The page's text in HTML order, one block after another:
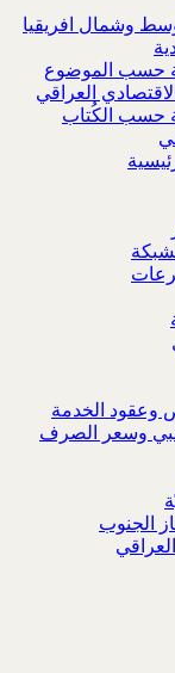
وشمال افريقيا
حسب الموضوع
العراقي
حسب الكُتاب
وعقود الخدمة
وسعر الصرف
الجنوب